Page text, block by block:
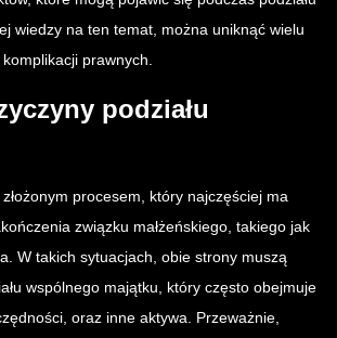
wiedzy na ten temat, można uniknąć wielu
prawnych.
podziału
złożonym procesem, który najczęściej ma
związku małżeńskiego, takiego jak
W takich sytuacjach, obie strony muszą
wspólnego majątku, który często obejmuje
oraz inne aktywa. Przeważnie,